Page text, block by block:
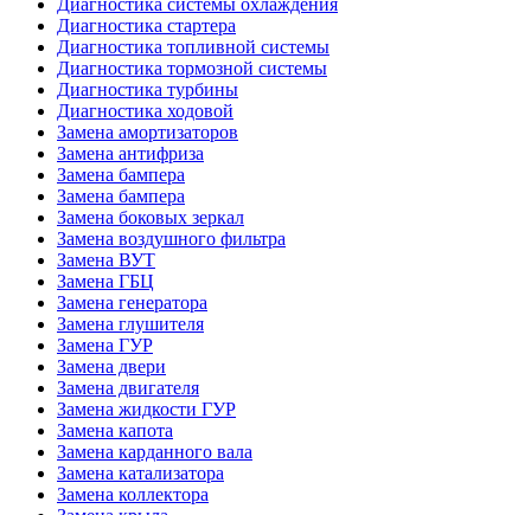
Диагностика системы охлаждения
Диагностика стартера
Диагностика топливной системы
Диагностика тормозной системы
Диагностика турбины
Диагностика ходовой
Замена амортизаторов
Замена антифриза
Замена бампера
Замена бампера
Замена боковых зеркал
Замена воздушного фильтра
Замена ВУТ
Замена ГБЦ
Замена генератора
Замена глушителя
Замена ГУР
Замена двери
Замена двигателя
Замена жидкости ГУР
Замена капота
Замена карданного вала
Замена катализатора
Замена коллектора